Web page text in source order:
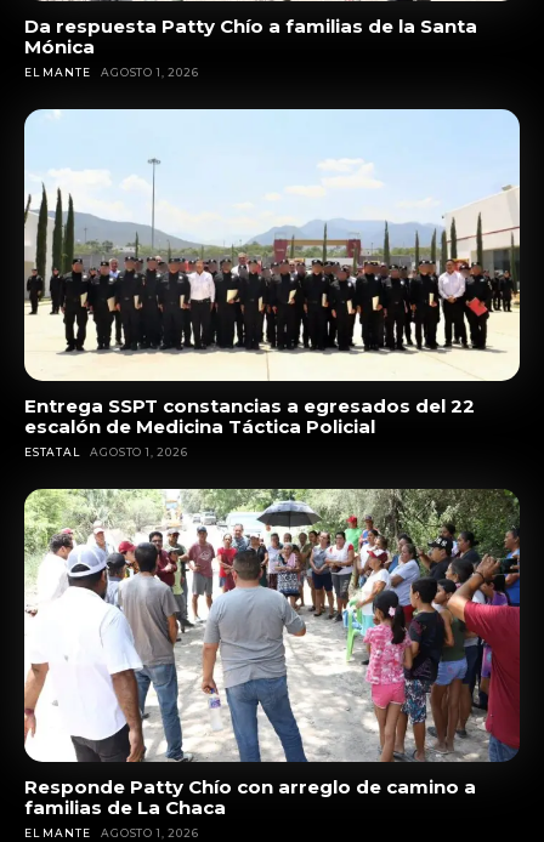
Da respuesta Patty Chío a familias de la Santa
Mónica
EL MANTE AGOSTO 1, 2026
Entrega SSPT constancias a egresados del 22
escalón de Medicina Táctica Policial
ESTATAL AGOSTO 1, 2026
Responde Patty Chío con arreglo de camino a
familias de La Chaca
EL MANTE AGOSTO 1, 2026